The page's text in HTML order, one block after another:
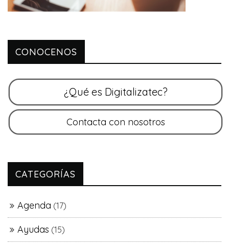
CONOCENOS
CATEGORÍAS
Agenda (17)
Ayudas (15)